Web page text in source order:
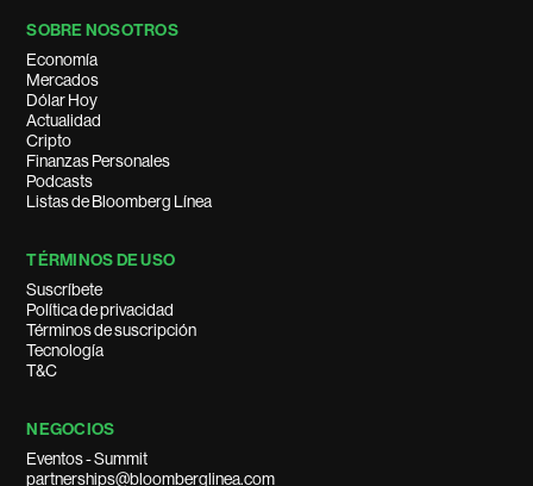
SOBRE NOSOTROS
Economía
Mercados
Dólar Hoy
Actualidad
Cripto
Finanzas Personales
Podcasts
Listas de Bloomberg Línea
TÉRMINOS DE USO
Suscríbete
Política de privacidad
Términos de suscripción
Tecnología
T&C
NEGOCIOS
Eventos - Summit
partnerships@bloomberglinea.com